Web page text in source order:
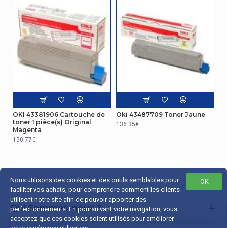
OKI 43381906 Cartouche de
toner 1 pièce(s) Original
Magenta
150.77€
Oki 43487709 Toner Jaune
136.35€
Qui Sommes-nous ?
OK
Nous utilisons des cookies et des outils semblables pour
faciliter vos achats, pour comprendre comment les clients
utilisent notre site afin de pouvoir apporter des
perfectionnements. En poursuivant votre navigation, vous
acceptez que ces cookies soient utilisés pour améliorer